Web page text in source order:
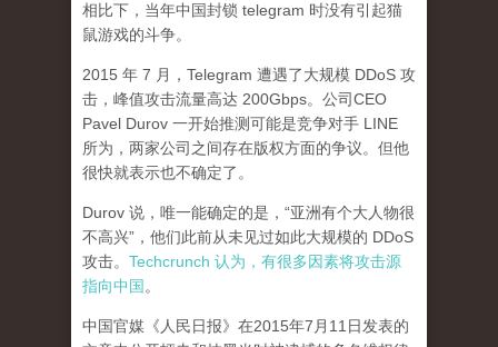
相比下，当年中国封锁 telegram 时没有引起猫
鼠游戏的斗争。
2015 年 7 月，Telegram 遭遇了大规模 DDoS 攻
击，峰值攻击流量高达 200Gbps。公司CEO
Pavel Durov 一开始推测可能是竞争对手 LINE
所为，两家公司之间存在版权方面的争议。但他
很快就表示也不确定了。
Durov 说，唯一能确定的是，“亚洲有个大人物很
不高兴”，他们此前从未见过如此大规模的 DDoS
攻击。 Techcrunch 认为，有很多因素将攻击源
指向中国 。
中国官媒《人民日报》在2015年7月11日发表的